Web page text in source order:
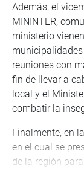
Además, el
MININTER,
ministerio
reuniones con
fin de llevar a
local y el
combatir la
Finalmente, en
en el cual se
de la región